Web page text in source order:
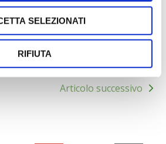
SELEZIONATI
RIFIUTA
garantire una navigazione sicura.
Articolo successivo